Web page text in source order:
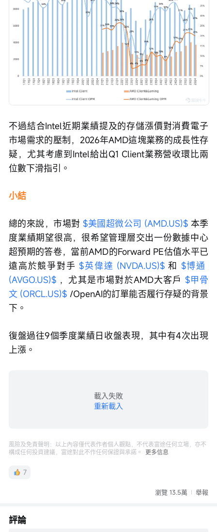
不過結合Intel近期業績提及的存儲漲價對消費電子
市場需求的壓制，2026年AMD這塊業務的成長性存
疑，尤其考慮到Intel給出Q1 Client業務營收環比兩
位數下滑指引。
小結
總的來說，市場對 $美國超微公司 (AMD.US)$ 本季
度業績期望很高，很希望管理層交出一份數據中心
超預期的答卷，當前AMD的Forward PE估值水平已
遠高於競爭對手 $英偉達 (NVDA.US)$ 和 $博通
(AVGO.US)$ ，尤其是市場對於AMD大客戶 $甲骨
文 (ORCL.US)$ /OpenAI的訂單能否履行存疑的背景
下。
復盤過往9個季度業績日收盤表現，其中有4次出現
上漲。
載入失敗
重新載入
風險及免責聲明：以上內容僅代表作者個人觀點，不代表富途任何立場，亦不
構成任何投資建議，富途對此不作任何保證與承諾。
更多信息
7
瀏覽 13.5萬 舉報
評論